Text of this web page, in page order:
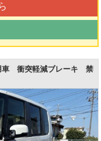
車 衝突軽減ブレーキ 禁